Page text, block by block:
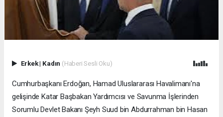
Erkek| Kadın (Haberi Sesli Oku)
Cumhurbaşkanı Erdoğan, Hamad Uluslararası Havalimanı'na
gelişinde Katar Başbakan Yardımcısı ve Savunma İşlerinden
Sorumlu Devlet Bakanı Şeyh Suud bin Abdurrahman bin Hasan